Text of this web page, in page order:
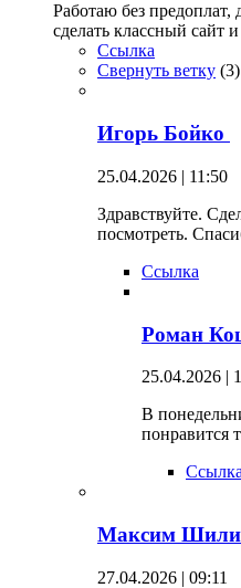
Работаю без
сделать классный сайт
Ссылка
Свернуть ветку (3)
Игорь Бойко
25.04.2026 | 11:50
Здравствуйте.
посмотреть.
Ссылка
Роман
25.04.2026 |
В
понравится
Ссылка
Максим
27.04.2026 | 09:11